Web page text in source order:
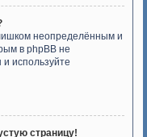
неопределённым и
в phpBB не
используйте
страницу!